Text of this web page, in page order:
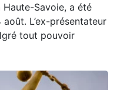
Savoie, a été
L’ex-présentateur
tout pouvoir